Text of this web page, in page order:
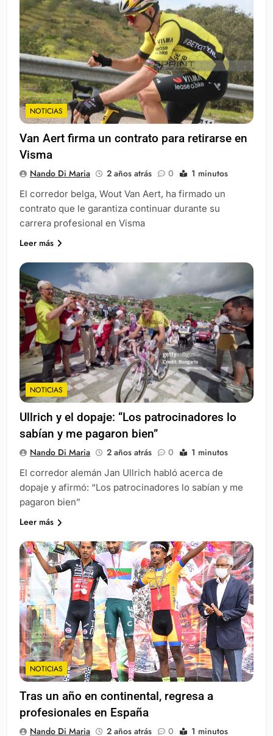
NOTICIAS
Van Aert firma un contrato para retirarse en
Visma
Nando Di Maria 2 años atrás 0 1 minutos
El corredor belga, Wout Van Aert, ha firmado un
contrato que le garantiza continuar durante su
carrera profesional en Visma
Leer más
NOTICIAS
Ullrich y el dopaje: “Los patrocinadores lo
sabían y me pagaron bien”
Nando Di Maria 2 años atrás 0 1 minutos
El corredor alemán Jan Ullrich habló acerca de
dopaje y afirmó: “Los patrocinadores lo sabían y me
pagaron bien”
Leer más
NOTICIAS
Tras un año en continental, regresa a
profesionales en España
Nando Di Maria 2 años atrás 0 1 minutos